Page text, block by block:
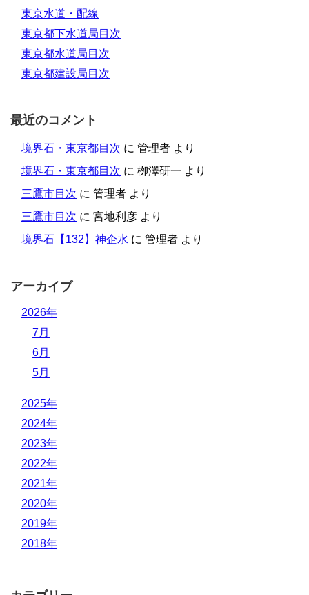
東京水道・配線
東京都下水道局目次
東京都水道局目次
東京都建設局目次
最近のコメント
境界石・東京都目次 に 管理者 より
境界石・東京都目次 に 栁澤研一 より
三鷹市目次 に 管理者 より
三鷹市目次 に 宮地利彦 より
境界石【132】神企水 に 管理者 より
アーカイブ
2026年
7月
6月
5月
2025年
2024年
2023年
2022年
2021年
2020年
2019年
2018年